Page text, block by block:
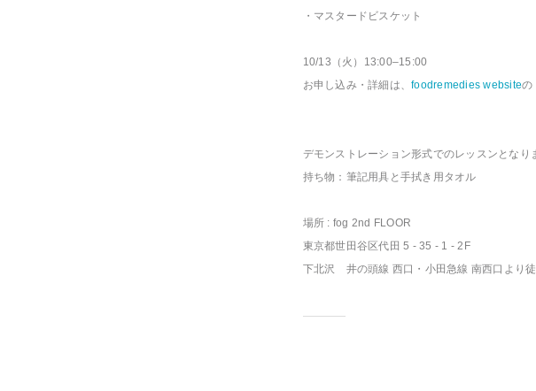
・マスタードビスケット
10/13（火）13:00–15:00
お申し込み・詳細は、foodremedies websiteの
デモンストレーション形式でのレッスンとなり
持ち物：筆記用具と手拭き用タオル
場所 : fog 2nd FLOOR
東京都世田谷区代田 5 - 35 - 1 - 2F
下北沢 井の頭線 西口・小田急線 南西口より